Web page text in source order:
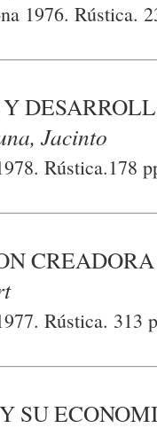
1976. Rústica.
Jacinto
Rústica.178
CREADORA
Rústica. 313
SU